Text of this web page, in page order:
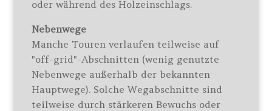
oder während des Holzeinschlags.
Nebenwege
Manche Touren verlaufen teilweise auf
"off-grid"-Abschnitten (wenig genutzte
Nebenwege außerhalb der bekannten
Hauptwege). Solche Wegabschnitte sind
teilweise durch stärkeren Bewuchs oder